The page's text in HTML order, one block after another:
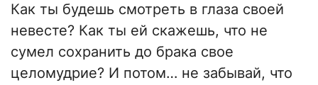
Как ты будешь смотреть в глаза своей
невесте? Как ты ей скажешь, что не
сумел сохранить до брака свое
целомудрие? И потом… не забывай, что